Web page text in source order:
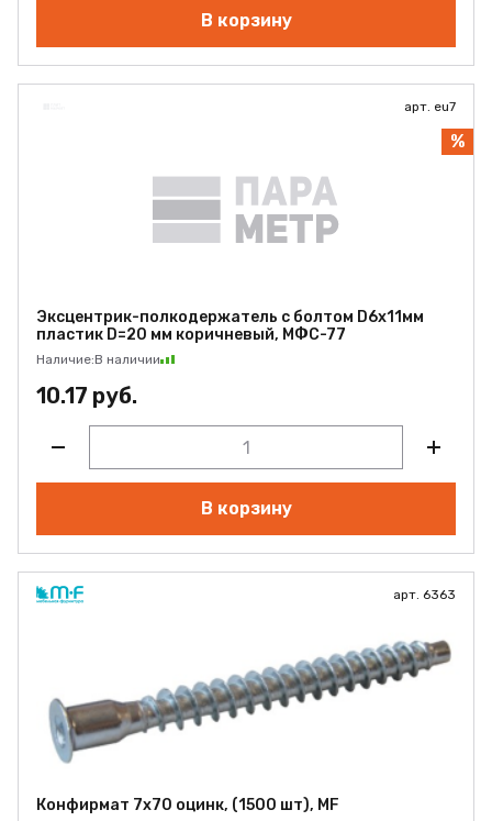
В корзину
арт. eu7
%
Эксцентрик-полкодержатель с болтом D6х11мм
пластик D=20 мм коричневый, МФС-77
Наличие:В наличии
10.17 руб.
В корзину
арт. 6363
Конфирмат 7х70 оцинк, (1500 шт), MF